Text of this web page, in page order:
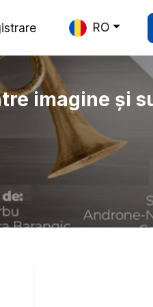
RO
imagine și